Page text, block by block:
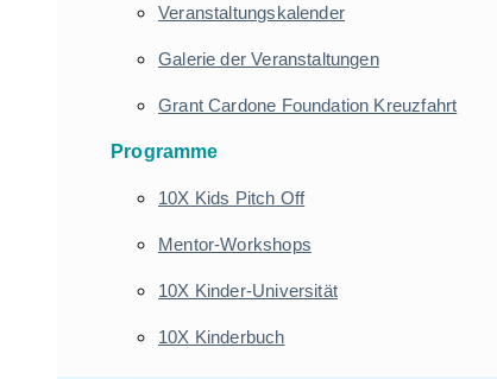
Veranstaltungskalender
Galerie der Veranstaltungen
Grant Cardone Foundation Kreuzfahrt
Programme
10X Kids Pitch Off
Mentor-Workshops
10X Kinder-Universität
10X Kinderbuch